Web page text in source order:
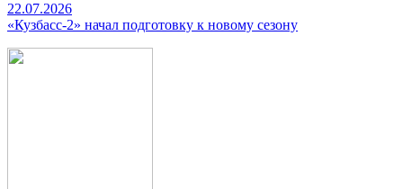
22.07.2026
«Кузбасс-2» начал подготовку к новому сезону